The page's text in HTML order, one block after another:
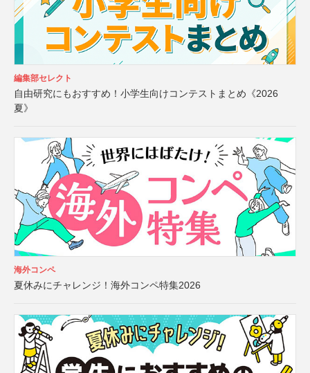
編集部セレクト
自由研究にもおすすめ！小学生向けコンテストまとめ《2026
夏》
海外コンペ
夏休みにチャレンジ！海外コンペ特集2026